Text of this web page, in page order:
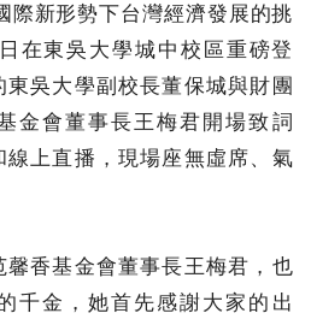
際新形勢下台灣經濟發展的挑
在東吳大學城中校區重磅登
吳大學副校長董保城與財團
金會董事長王梅君開場致詞
上直播，現場座無虛席、氣
香基金會董事長王梅君，也
千金，她首先感謝大家的出